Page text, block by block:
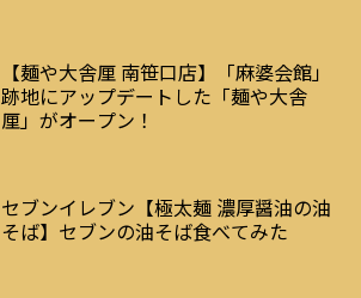
【麺や大舎厘 南笹口店】「麻婆会館」
跡地にアップデートした「麺や大舎
厘」がオープン！
セブンイレブン【極太麺 濃厚醤油の油
そば】セブンの油そば食べてみた